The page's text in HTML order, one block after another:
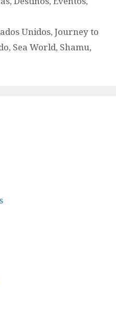
Unidos,Journey to
, Sea World, Shamu,